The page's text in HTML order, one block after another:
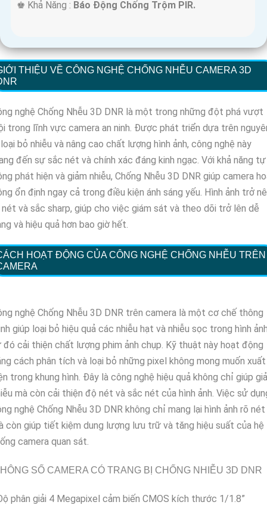
️♚ Khả Năng : Báo Động Chống Trộm PIR.
THIỆU VỀ CÔNG NGHỆ CHỐNG NHỄU CAMERA 3D
nghệ Chống Nhễu 3D DNR là một trong những đột phá vượt
trong lĩnh vực camera an ninh. Được phát triển dựa trên
bỏ nhiễu và nâng cao chất lượng hình ảnh, công nghệ này
đến sự sắc nét và chính xác đáng kinh ngạc. Với khả năng tự
phát hiện và giảm nhiễu, Chống Nhễu 3D DNR giúp camera
ổn định ngay cả trong điều kiện ánh sáng yếu. Hình ảnh trở
nét và sắc sharp, giúp cho việc giám sát và theo dõi trở lên dễ
và hiệu quả hơn bao giờ hết.
HOẠT ĐỘNG CỦA CÔNG NGHỆ CHỐNG NHỄU TRÊN
nghệ Chống Nhễu 3D DNR trên camera là một cơ chế thông
giúp loại bỏ hiệu quả các nhiễu hạt và nhiễu sọc trong hình
cải thiện chất lượng phim ảnh chụp. Kỹ thuật này hoạt động
cách phân tích và loại bỏ những pixel không mong muốn xuất
trong khung hình. Đây là công nghệ hiệu quả không chỉ giúp
mà còn cải thiện độ nét và sắc nét của hình ảnh. Việc sử
nghệ Chống Nhễu 3D DNR không chỉ mang lại hình ảnh rõ nét
còn giúp tiết kiệm dung lượng lưu trữ và tăng hiệu suất của hệ
camera quan sát.
SỐ CAMERA CÓ TRANG BỊ CHỐNG NHIỄU 3D DNR
phân giải 4 Megapixel cảm biến CMOS kích thước 1/1.8”